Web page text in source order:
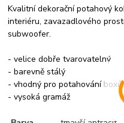
Kvalitní dekorační potahový
interiéru, zavazadlového
subwoofer.
- velice dobře tvarovatelný
- barevně stálý
- vhodný pro potahování
- vysoká gramáž